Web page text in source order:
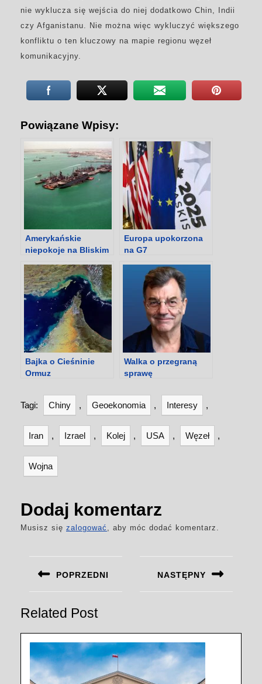
nie wyklucza się wejścia do niej dodatkowo Chin, Indii
czy Afganistanu. Nie można więc wykluczyć większego
konfliktu o ten kluczowy na mapie regionu węzeł
komunikacyjny.
Powiązane Wpisy:
Amerykańskie
niepokoje na Bliskim
Europa upokorzona
na G7
Bajka o Cieśninie
Ormuz
Walka o przegraną
sprawę
Tagi: Chiny , Geoekonomia , Interesy ,
Iran , Izrael , Kolej , USA , Węzeł ,
Wojna
Dodaj komentarz
Musisz się zalogować , aby móc dodać komentarz.
wpisuPOPRZEDNI
post:
NASTĘPNY
Related Post